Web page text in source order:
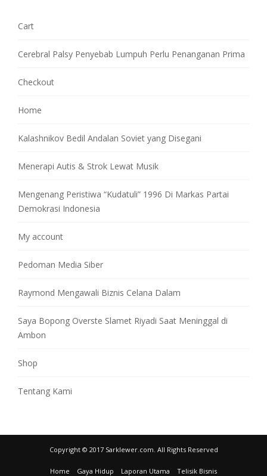
Cart
Cerebral Palsy Penyebab Lumpuh Perlu Penanganan Prima
Checkout
Home
Kalashnikov Bedil Andalan Soviet yang Disegani
Menerapi Autis & Strok Lewat Musik
Mengenang Peristiwa “Kudatuli” 1996 Di Markas Partai
Demokrasi Indonesia
My account
Pedoman Media Siber
Raymond Mengawali Biznis Celana Dalam
Saya Bopong Overste Slamet Riyadi Saat Meninggal di
Ambon
Shop
Tentang Kami
Copyright © 2017 Sarklewer.com. All Rights Reserved
Home Gaya Hidup Laporan Utama
Telisik Bisnis